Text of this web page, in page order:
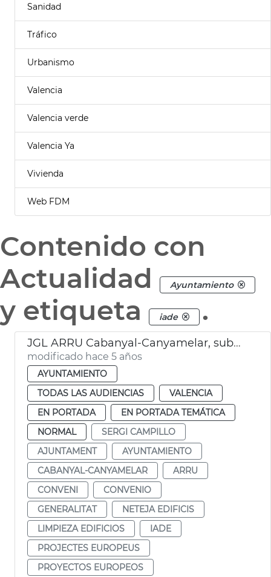
Sanidad
Tráfico
Urbanismo
Valencia
Valencia verde
Valencia Ya
Vivienda
Web FDM
Contenido con
Actualidad
Ayuntamiento
y etiqueta iade .
JGL ARRU Cabanyal-Canyamelar, subvenciones IDAE
modificado hace 5 años
AYUNTAMIENTO
TODAS LAS AUDIENCIAS
VALENCIA
EN PORTADA
EN PORTADA TEMÁTICA
NORMAL
SERGI CAMPILLO
AJUNTAMENT
AYUNTAMIENTO
CABANYAL-CANYAMELAR
ARRU
CONVENI
CONVENIO
GENERALITAT
NETEJA EDIFICIS
LIMPIEZA EDIFICIOS
IADE
PROJECTES EUROPEUS
PROYECTOS EUROPEOS